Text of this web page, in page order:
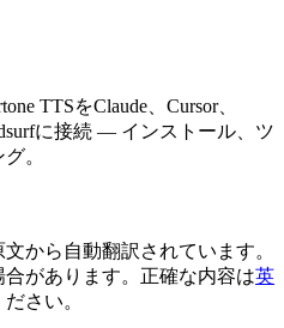
TTSをClaude、Cursor、
に接続 — インストール、ツ
。
から自動翻訳されています。
があります。正確な内容は英
さい。